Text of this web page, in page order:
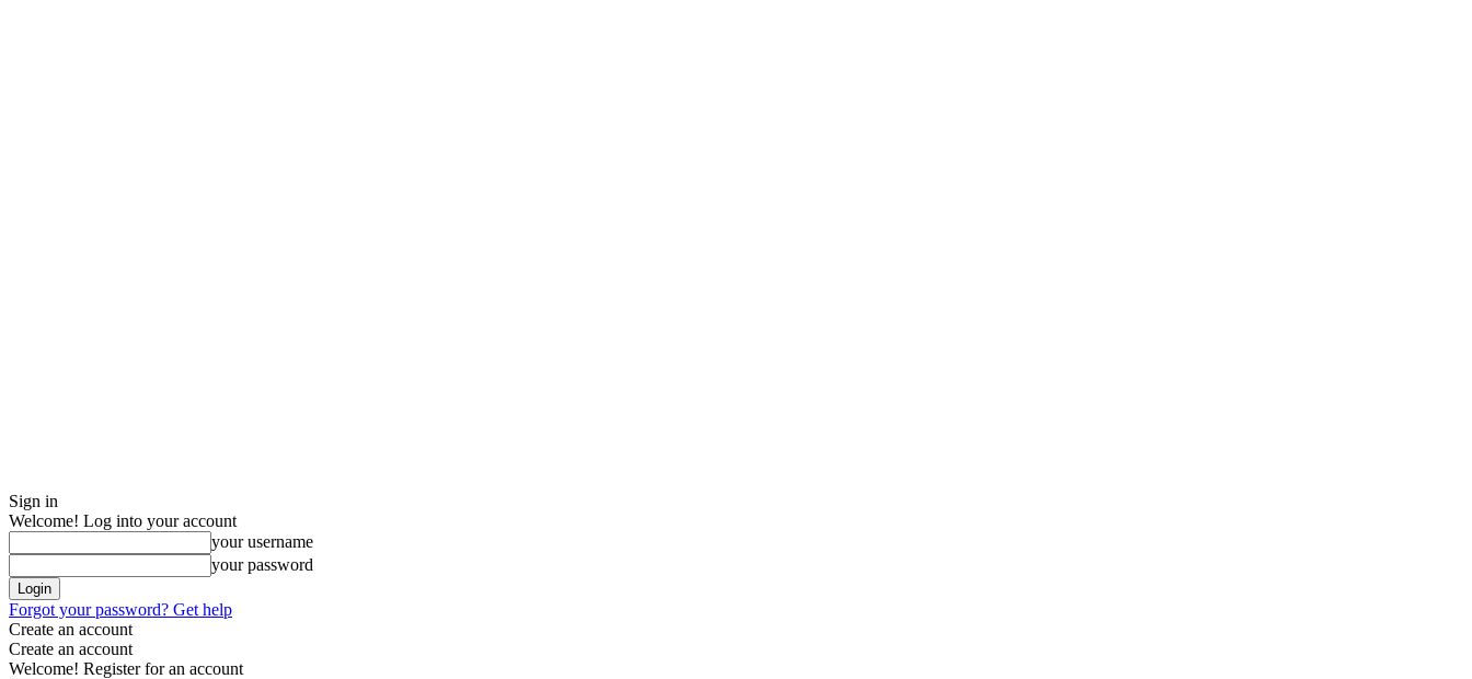
Sign in
Welcome! Log into your account
your username
your password
Forgot your password? Get help
Create an account
Create an account
Welcome! Register for an account